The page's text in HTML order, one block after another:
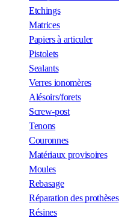
Etchings
Matrices
Papiers à articuler
Pistolets
Sealants
Verres ionomères
Alésoirs/forets
Screw-post
Tenons
Couronnes
Matériaux provisoires
Moules
Rebasage
Réparation des prothèses
Résines